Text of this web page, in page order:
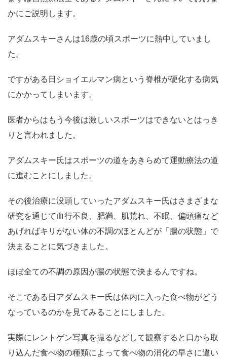
かにご説明します。
アダムスキーさんは16歳の頃スポーツに熱中していまし
た。
ですがある日ショイエルマン病という脊椎が硬化する病気
にかかってしまいます。
医者からはもう今後は激しいスポーツはできないとはっき
りと言われました。
アダムスキー氏はスポーツの道をあきらめて運動療法の道
に進むことにしました。
その後治療に没頭していったアダムスキー氏はさまざまな
研究を通じて血行不良、肥満、肌荒れ、不眠、偏頭痛など
あげればキリがない体の不調のほとんどが「腸の状態」で
決まることに気づきました。
ほぼ全ての不調の原因が腸の状態で決まるんですね。
そこである日アダムスキー氏は体内に入った食べ物がどう
なっているのかを見てみることにしました。
実際にレントゲン写真を撮るなどして観察すると口から取
り込んだ食べ物の種類によって食べ物の消化の早さに違い